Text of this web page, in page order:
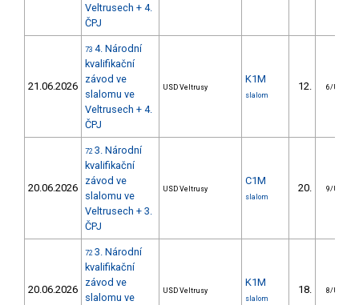
Veltrusech + 4.
ČPJ
21.06.2026
73 4. Národní
kvalifikační
závod ve
slalomu ve
Veltrusech + 4.
ČPJ
USD Veltrusy
K1M
slalom
12. 6/U23
20.06.2026
72 3. Národní
kvalifikační
závod ve
slalomu ve
Veltrusech + 3.
ČPJ
USD Veltrusy
C1M
slalom
20. 9/U23
20.06.2026
72 3. Národní
kvalifikační
závod ve
slalomu ve
USD Veltrusy
K1M
slalom
18. 8/U23